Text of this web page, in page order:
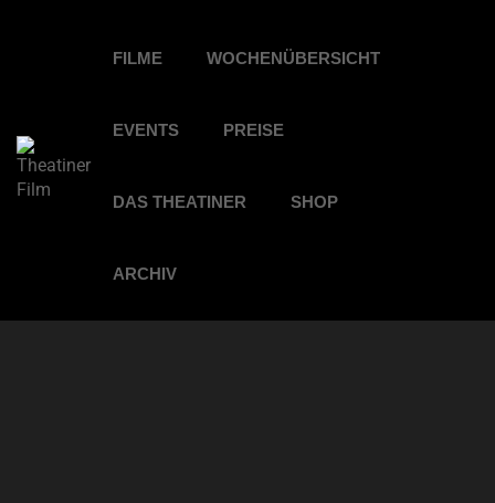
FILME WOCHENÜBERSICHT
EVENTS PREISE
DAS THEATINER SHOP
ARCHIV